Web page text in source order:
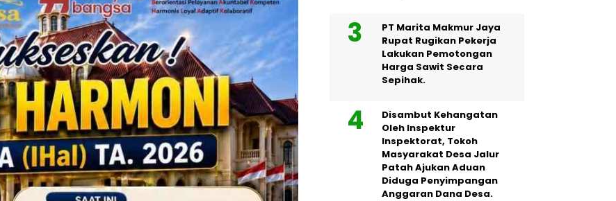
PT Marita Makmur Jaya
Rupat Rugikan Pekerja
Lakukan Pemotongan
Harga Sawit Secara
Sepihak.
Disambut Kehangatan
Oleh Inspektur
Inspektorat, Tokoh
Masyarakat Desa Jalur
Patah Ajukan Aduan
Diduga Penyimpangan
Anggaran Dana Desa.